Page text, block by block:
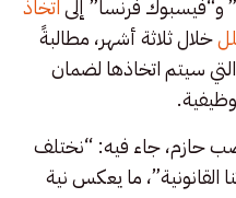
و“فيسبوك فرنسا” إلىاتخاذ
خلال ثلاثة أشهر، مطالبةً
سيتم اتخاذها لضمان
حازم، جاء فيه: “نختلف
القانونية”، ما يعكس نية